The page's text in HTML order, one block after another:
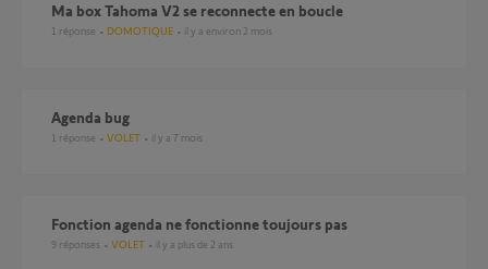
ma box Tahoma V2 se reconnecte en boucle
1 réponse DOMOTIQUE il y a environ 2 mois
Agenda bug
1 réponse VOLET il y a 7 mois
Fonction agenda ne fonctionne toujours pas
9 réponses VOLET il y a plus de 2 ans